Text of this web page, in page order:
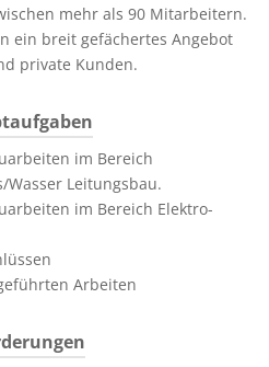
mehr als 90 Mitarbeitern.
ein breit gefächertes Angebot
private Kunden.
im Bereich
Leitungsbau.
im Bereich Elektro-
Arbeiten